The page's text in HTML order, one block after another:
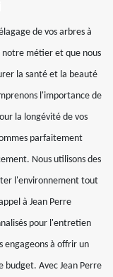
de vos arbres à
notre métier et que nous
la santé et la beauté
l'importance de
la longévité de vos
parfaitement
Nous utilisons des
l'environnement tout
à Jean Perre
pour l'entretien
engageons à offrir un
budget. Avec Jean Perre